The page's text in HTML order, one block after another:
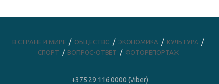
В СТРАНЕ И МИРЕ ОБЩЕСТВО ЭКОНОМИКА
КУЛЬТУРА
СПОРТ
ВОПРОС-ОТВЕТ ФОТОРЕПОРТАЖ
+375 29 116 0000 (Viber)